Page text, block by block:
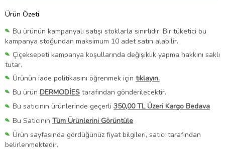
Ürün Özeti
Bu ürünün kampanyalı satışı stoklarla sınırlıdır. Bir tüketici bu
kampanya stoğundan maksimum 10 adet satın alabilir.
Çiçeksepeti kampanya koşullarında değişiklik yapma hakkını saklı
tutar.
Ürünün iade politikasını öğrenmek için tıklayın.
Bu ürün DERMODİES tarafından gönderilecektir.
Bu satıcının ürünlerinde geçerli 350,00 TL Üzeri Kargo Bedava
Bu Satıcının Tüm Ürünlerini Görüntüle
Ürün sayfasında gördüğünüz fiyat bilgileri, satıcı tarafından
belirlenmektedir.